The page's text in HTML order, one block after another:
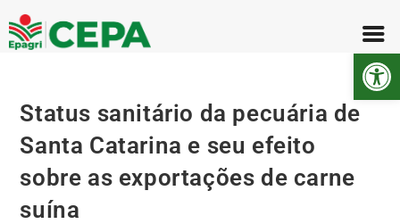
Status sanitário da pecuária de
Santa Catarina e seu efeito
sobre as exportações de carne
suína